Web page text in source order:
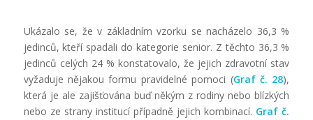
Ukázalo se, že v základním vzorku se nacházelo 36,3 %
jedinců, kteří spadali do kategorie senior. Z těchto 36,3 %
jedinců celých 24 % konstatovalo, že jejich zdravotní stav
vyžaduje nějakou formu pravidelné pomoci (Graf č. 28),
která je ale zajišťována buď někým z rodiny nebo blízkých
nebo ze strany institucí případně jejich kombinací. Graf č.